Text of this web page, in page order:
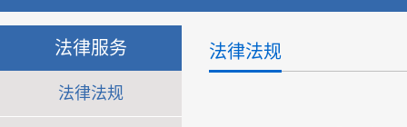
法律服务
法律法规
法律法规